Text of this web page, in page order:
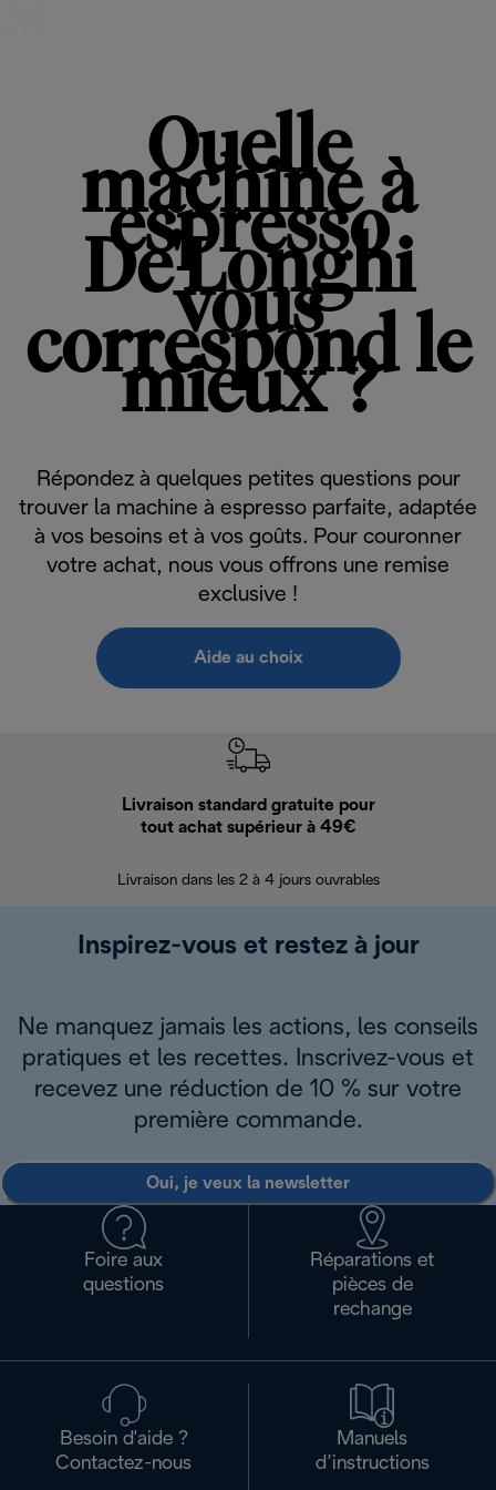
Quelle
machine à
espresso
De'Longhi
vous
correspond le
mieux ?
Répondez à quelques petites questions pour
trouver la machine à espresso parfaite, adaptée
à vos besoins et à vos goûts. Pour couronner
votre achat, nous vous offrons une remise
exclusive !
Aide au choix
Livraison standard gratuite pour
tout achat supérieur à 49€
Livraison dans les 2 à 4 jours ouvrables
Inspirez-vous et restez à jour
Ne manquez jamais les actions, les conseils
pratiques et les recettes. Inscrivez-vous et
recevez une réduction de 10 % sur votre
première commande.
Oui, je veux la newsletter
Foire aux
questions
Réparations et
pièces de
rechange
Besoin d'aide ?
Contactez-nous
Manuels
d’instructions